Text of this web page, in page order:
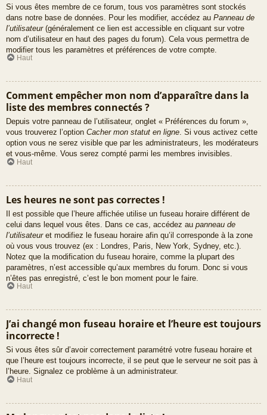
Si vous êtes membre de ce forum, tous vos paramètres sont stockés
dans notre base de données. Pour les modifier, accédez au Panneau de
l’utilisateur(généralement ce lien est accessible en cliquant sur votre
nom d’utilisateur en haut des pages du forum). Cela vous permettra de
modifier tous les paramètres et préférences de votre compte.
Haut
Comment empêcher mon nom d’apparaître dans la
liste des membres connectés ?
Depuis votre panneau de l’utilisateur, onglet « Préférences du forum »,
vous trouverez l’option Cacher mon statut en ligne. Si vous activez cette
option vous ne serez visible que par les administrateurs, les modérateurs
et vous-même. Vous serez compté parmi les membres invisibles.
Haut
Les heures ne sont pas correctes !
Il est possible que l’heure affichée utilise un fuseau horaire différent de
celui dans lequel vous êtes. Dans ce cas, accédez au panneau de
l’utilisateuret modifiez le fuseau horaire afin qu’il corresponde à la zone
où vous vous trouvez (ex : Londres, Paris, New York, Sydney, etc.).
Notez que la modification du fuseau horaire, comme la plupart des
paramètres, n’est accessible qu’aux membres du forum. Donc si vous
n’êtes pas enregistré, c’est le bon moment pour le faire.
Haut
J’ai changé mon fuseau horaire et l’heure est toujours
incorrecte !
Si vous êtes sûr d’avoir correctement paramétré votre fuseau horaire et
que l’heure est toujours incorrecte, il se peut que le serveur ne soit pas à
l’heure. Signalez ce problème à un administrateur.
Haut